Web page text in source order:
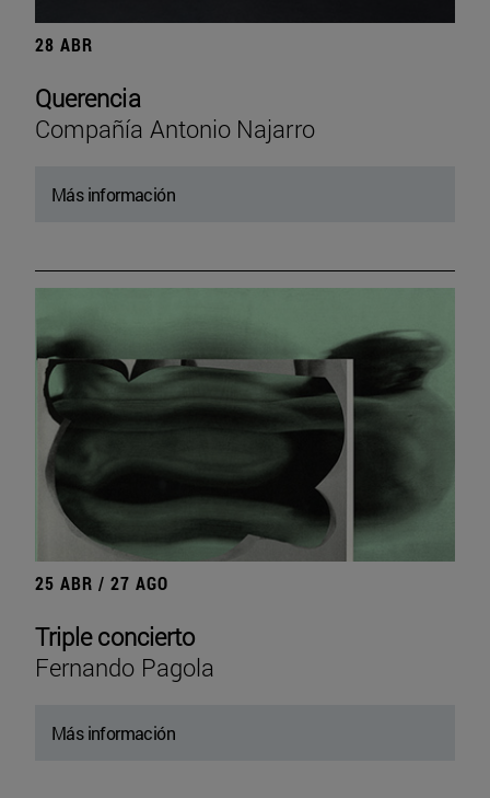
28 ABR
Querencia
Compañía Antonio Najarro
Más información
25 ABR / 27 AGO
Triple concierto
Fernando Pagola
Más información